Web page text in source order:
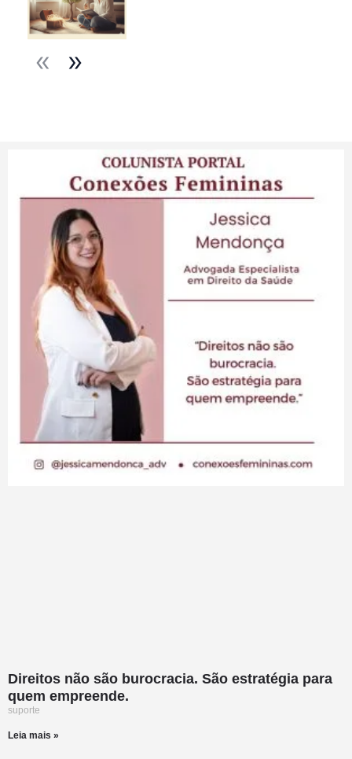
Direitos não são burocracia. São estratégia para
quem empreende.
suporte
Leia mais »